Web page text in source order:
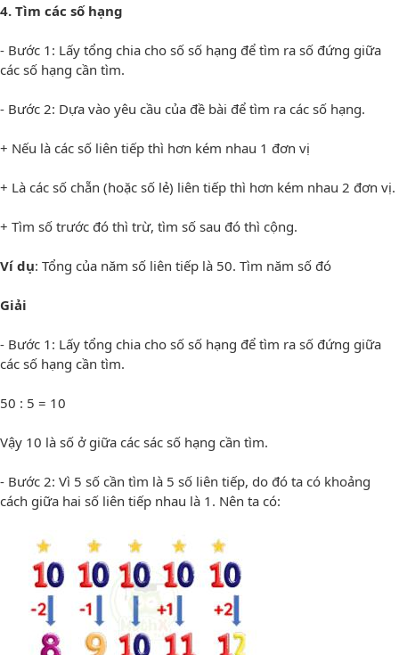
4. Tìm các số hạng
- Bước 1: Lấy tổng chia cho số số hạng để tìm ra số đứng giữa
các số hạng cần tìm.
- Bước 2: Dựa vào yêu cầu của đề bài để tìm ra các số hạng.
+ Nếu là các số liên tiếp thì hơn kém nhau 1 đơn vị
+ Là các số chẵn (hoặc số lẻ) liên tiếp thì hơn kém nhau 2 đơn vị.
+ Tìm số trước đó thì trừ, tìm số sau đó thì cộng.
Ví dụ: Tổng của năm số liên tiếp là 50. Tìm năm số đó
Giải
- Bước 1: Lấy tổng chia cho số số hạng để tìm ra số đứng giữa
các số hạng cần tìm.
50 : 5 = 10
Vậy 10 là số ở giữa các sác số hạng cần tìm.
- Bước 2: Vì 5 số cần tìm là 5 số liên tiếp, do đó ta có khoảng
cách giữa hai số liên tiếp nhau là 1. Nên ta có: